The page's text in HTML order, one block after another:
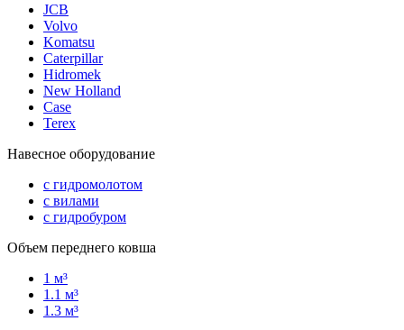
JCB
Volvo
Komatsu
Caterpillar
Hidromek
New Holland
Case
Terex
Навесное оборудование
с гидромолотом
с вилами
с гидробуром
Объем переднего ковша
1 м³
1.1 м³
1.3 м³